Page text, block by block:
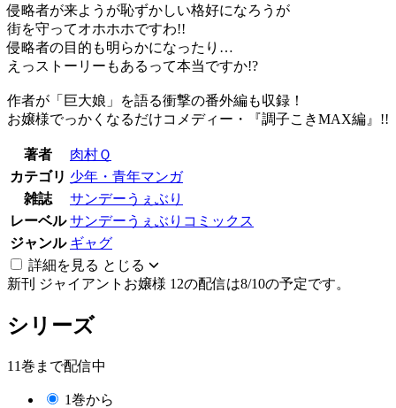
侵略者が来ようが恥ずかしい格好になろうが
街を守ってオホホホですわ!!
侵略者の目的も明らかになったり…
えっストーリーもあるって本当ですか!?
作者が「巨大娘」を語る衝撃の番外編も収録！
お嬢様でっかくなるだけコメディー・『調子こきMAX編』!!
著者
肉村Ｑ
カテゴリ 少年・青年マンガ
雑誌
サンデーうぇぶり
レーベル サンデーうぇぶりコミックス
ジャンル ギャグ
詳細を見る とじる
新刊 ジャイアントお嬢様 12の配信は8/10の予定です。
シリーズ
11巻まで配信中
1巻から